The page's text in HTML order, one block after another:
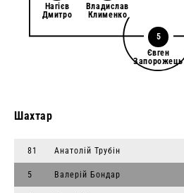
Нагієв
Дмитро
Владислав
Клименко
5
Євген
Запорожець
Шахтар
81 Анатолій Трубін
5 Валерій Бондар